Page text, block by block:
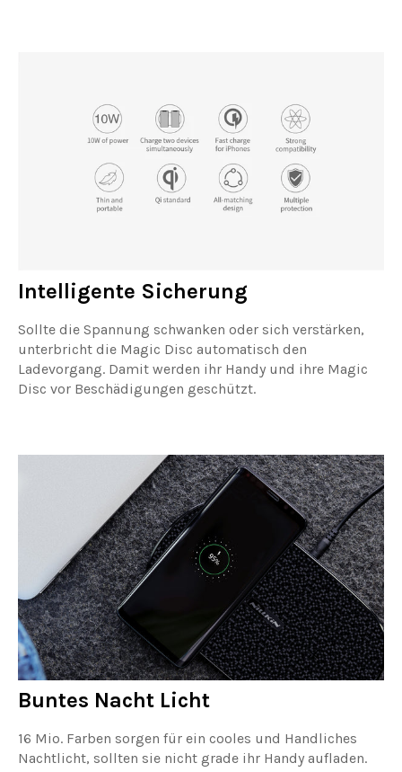
Intelligente Sicherung
Sollte die Spannung schwanken oder sich verstärken,
unterbricht die Magic Disc automatisch den
Ladevorgang. Damit werden ihr Handy und ihre Magic
Disc vor Beschädigungen geschützt.
Buntes Nacht Licht
16 Mio. Farben sorgen für ein cooles und Handliches
Nachtlicht, sollten sie nicht grade ihr Handy aufladen.